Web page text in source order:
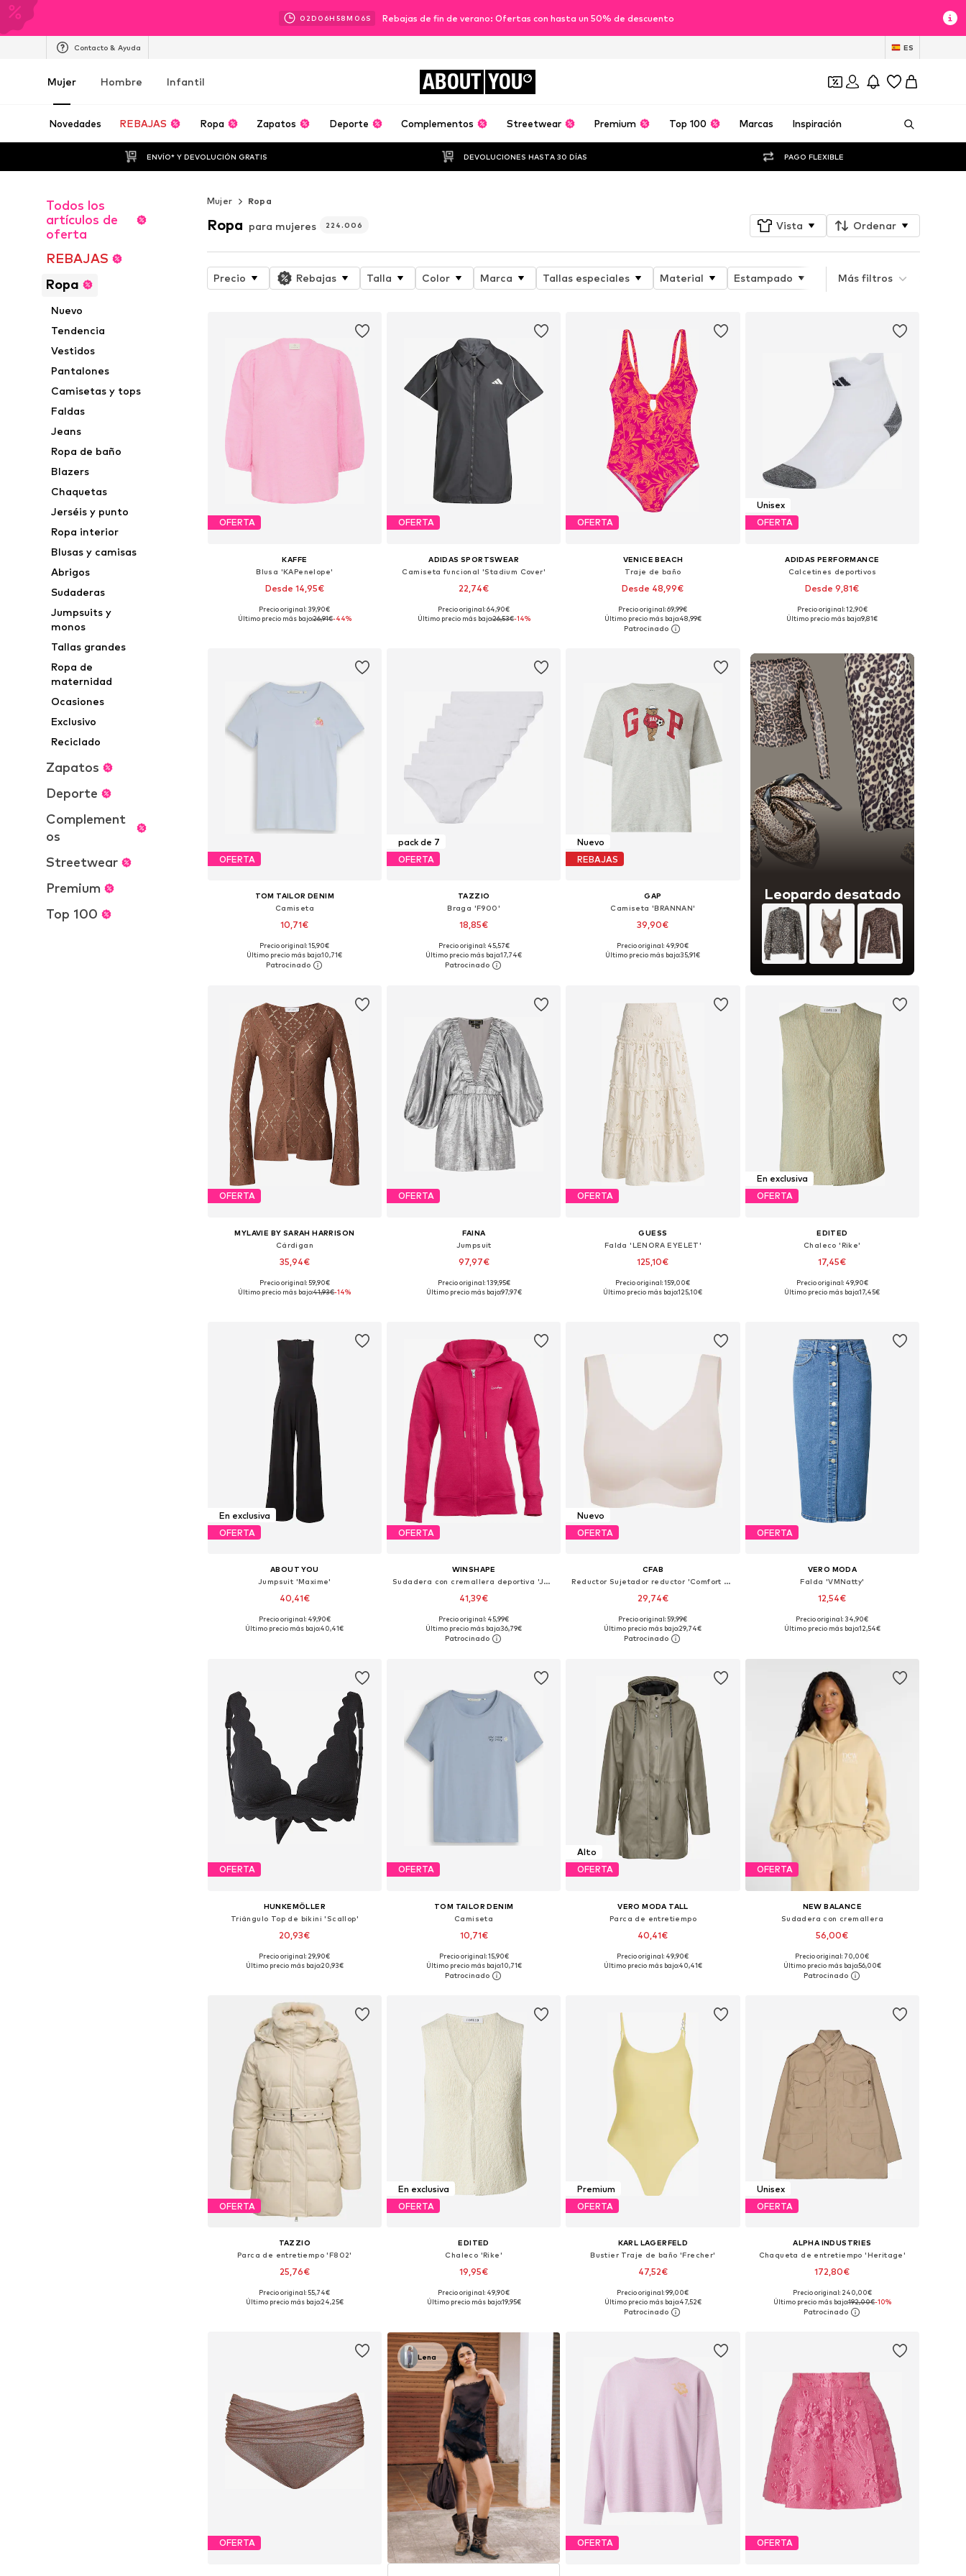
02D 06H 58M 04S Rebajas de fin de verano: Ofertas con hasta un 50% de descuento
Contacto & Ayuda ES
Mujer Hombre Infantil ABOUT YOU
Novedades REBAJAS Ropa Zapatos Deporte Complementos Streetwear Premium Top 100 Marcas Inspiración
ENVÍO* Y DEVOLUCIÓN GRATIS DEVOLUCIONES HASTA 30 DÍAS PAGO FLEXIBLE
Todos los
artículos de
oferta
REBAJAS
Ropa
Nuevo
Tendencia
Vestidos
Pantalones
Camisetas y tops
Faldas
Jeans
Ropa de baño
Blazers
Chaquetas
Jerséis y punto
Ropa interior
Blusas y camisas
Abrigos
Sudaderas
Jumpsuits y
monos
Tallas grandes
Ropa de
maternidad
Ocasiones
Exclusivo
Reciclado
Zapatos
Deporte
Complement
os
Streetwear
Premium
Top 100
Mujer Ropa
Ropa para mujeres 224.006 Vista Ordenar
Precio Rebajas Talla Color Marca Tallas especiales Material Estampado Atributo del producto
Más filtros
OFERTA
KAFFE
Blusa 'KAPenelope'
Desde 14,95€
Disponible en muchas tallas
Precio original: 39,90€
Último precio más bajo:26,91€-44%
OFERTA
ADIDAS SPORTSWEAR
Camiseta funcional 'Stadium Cover'
22,74€
Precio original: 64,90€
Último precio más bajo:26,53€-14%
OFERTA
VENICE BEACH
Traje de baño
Desde 48,99€
Tallas disponibles: XS, S, M, L, XL, XXL
Añadir a la cesta
Precio original: 69,99€
Último precio más bajo:48,99€
Unisex
OFERTA
ADIDAS PERFORMANCE
Calcetines deportivos
Desde 9,81€
Disponible en muchas tallas
Precio original: 12,90€
Último precio más bajo:9,81€
OFERTA
TOM TAILOR DENIM
Camiseta
10,71€
Tallas disponibles: XS, S, M, L
Añadir a la cesta
Precio original: 15,90€
Último precio más bajo:10,71€
pack de 7
OFERTA
TAZZIO
Braga 'F900'
18,85€
Tallas disponibles: XS, S, M, L, XXL
Añadir a la cesta
Precio original: 45,57€
Último precio más bajo:17,74€
Nuevo
REBAJAS
GAP
Camiseta 'BRANNAN'
39,90€
Tallas disponibles: S, M, L, XL, XXL
Precio original: 49,90€
Último precio más bajo:35,91€
Leopardo desatado
OFERTA
MYLAVIE BY SARAH HARRISON
Cárdigan
35,94€
Tallas disponibles: XS, S, M, L, XL
Precio original: 59,90€
Último precio más bajo:41,93€-14%
OFERTA
FAINA
Jumpsuit
97,97€
Tallas disponibles: XS, S, M, L, XL
Precio original: 139,95€
Último precio más bajo:97,97€
OFERTA
GUESS
Falda 'LENORA EYELET'
125,10€
Tallas disponibles: 36, 38, 40, 42, 44
Precio original: 159,00€
Último precio más bajo:125,10€
En exclusiva
OFERTA
EDITED
Chaleco 'Rike'
17,45€
+3
Tallas disponibles: XS, S, M, XL
Precio original: 49,90€
Último precio más bajo:17,45€
En exclusiva
OFERTA
ABOUT YOU
Jumpsuit 'Maxime'
40,41€
Tallas disponibles: XS, S, M, L, XL, XXL
Precio original: 49,90€
Último precio más bajo:40,41€
OFERTA
WINSHAPE
Sudadera con cremallera deportiva 'J005'
41,39€
Tallas disponibles: XS, S, M, L, XL, XXL
Añadir a la cesta
Precio original: 45,99€
Último precio más bajo:36,79€
Nuevo
OFERTA
CFAB
Reductor Sujetador reductor 'Comfort Minimizer Back Support BH'
29,74€
+4
Tallas disponibles: 95, 105, 115, 125, 135
Añadir a la cesta
Precio original: 59,99€
Último precio más bajo:29,74€
OFERTA
VERO MODA
Falda 'VMNatty'
12,54€
Tallas disponibles: 36, 38, 40
Precio original: 34,90€
Último precio más bajo:12,54€
OFERTA
HUNKEMÖLLER
Triángulo Top de bikini 'Scallop'
20,93€
Tallas disponibles: 85, 90, 95
Precio original: 29,90€
Último precio más bajo:20,93€
OFERTA
TOM TAILOR DENIM
Camiseta
10,71€
Tallas disponibles: XS, S, M, L, XL
Añadir a la cesta
Precio original: 15,90€
Último precio más bajo:10,71€
Alto
OFERTA
VERO MODA TALL
Parca de entretiempo
40,41€
+2
Tallas disponibles: XS, S, M, L, XL
Precio original: 49,90€
Último precio más bajo:40,41€
OFERTA
NEW BALANCE
Sudadera con cremallera
56,00€
Tallas disponibles: XS, S, M, L, XL
Añadir a la cesta
Precio original: 70,00€
Último precio más bajo:56,00€
OFERTA
TAZZIO
Parca de entretiempo 'F802'
25,76€
Tallas disponibles: S, M, L, XL, XXL
Precio original: 55,74€
Último precio más bajo:24,25€
En exclusiva
OFERTA
EDITED
Chaleco 'Rike'
19,95€
+3
Tallas disponibles: XS, S, M, XL
Precio original: 49,90€
Último precio más bajo:19,95€
Premium
OFERTA
KARL LAGERFELD
Bustier Traje de baño 'Frecher'
47,52€
Tallas disponibles: XS, S, M, L
Añadir a la cesta
Precio original: 99,00€
Último precio más bajo:47,52€
Unisex
OFERTA
ALPHA INDUSTRIES
Chaqueta de entretiempo 'Heritage'
172,80€
Tallas disponibles: S, M, L, XL, XXL, XXXL
Añadir a la cesta
Precio original: 240,00€
Último precio más bajo:192,00€-10%
OFERTA
Lena
OFERTA OFERTA